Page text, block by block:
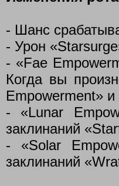
- Шанс
- Урон
- «Fae
Когда вы
Empowerment»
- «Lunar
заклинаний
- «Solar
заклинаний